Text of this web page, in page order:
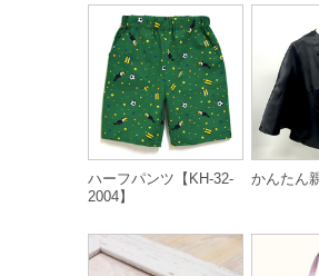
ハーフパンツ【KH-32-
2004】
かんたん